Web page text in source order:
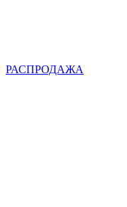
РАСПРОДАЖА